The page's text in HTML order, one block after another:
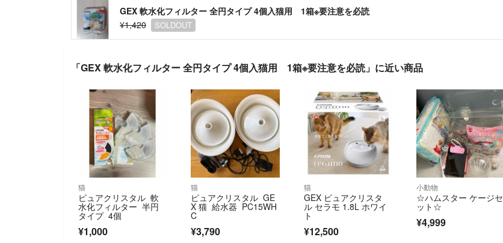
GEX 軟水化フィルター 全円タイプ 4個入猫用 1箱※要注意を必読
¥1,420
SOLDOUT
「GEX 軟水化フィルター 全円タイプ 4個入猫用 1箱※要注意を必読」に近い商品
猫
ピュアクリスタル 軟
水化フィルター 半円
タイプ 4個
¥1,000
猫
ピュアクリスタル GE
X 猫 給水器 PC15WH
C
¥3,790
猫
GEX ピュアクリスタ
ル セラモ 1.8L ホワイ
ト
¥12,500
小動物
☆ハムスター ケージセ
ット☆
¥4,999